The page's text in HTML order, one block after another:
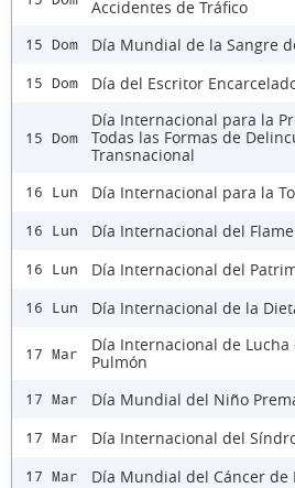
Accidentes de Tráfico
15 Dom Día Mundial de la Sangre
15 Dom Día del Escritor
15 Dom
Día Internacional para la
Todas las Formas de
Transnacional
16 Lun Día Internacional para la
16 Lun Día Internacional del
16 Lun Día Internacional del
16 Lun Día Internacional de la
17 Mar
Día Internacional de
Pulmón
17 Mar Día Mundial del Niño
17 Mar Día Internacional del
17 Mar Día Mundial del Cáncer de